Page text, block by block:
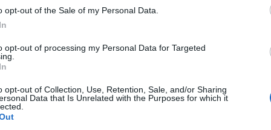
opt-out of the Sale of my Personal Data.
opt-out of processing my Personal Data for Targeted
opt-out of Collection, Use, Retention, Sale, and/or Sharing
Data that Is Unrelated with the Purposes for which it
se encuentran operativas la Línea 44 (Santa Catalina-Isla
paradas en la Avenida Pintor Felo Monzón. Desde el Teatro,
dispone de parada cercana al área deportiva de Siete Palmas.
Tu línea de la página web guaguas.com o a través de la aplicación
Municipales recomienda el uso de transporte público para la
afluencia cercana a los 8.000 espectadores. Por ello recuerda
hacia un mismo punto de la ciudad y en un mismo
donde el transporte público gozará de preferencia de paso.